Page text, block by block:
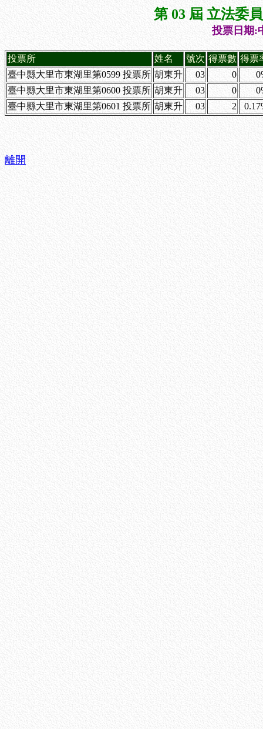
第 03 屆 立法委
投票日期:
投票所 姓名 號次 得票數 得票
臺中縣大里市東湖里第0599 投票所 胡東升 03 0
臺中縣大里市東湖里第0600 投票所 胡東升 03 0
臺中縣大里市東湖里第0601 投票所 胡東升 03 2
離開